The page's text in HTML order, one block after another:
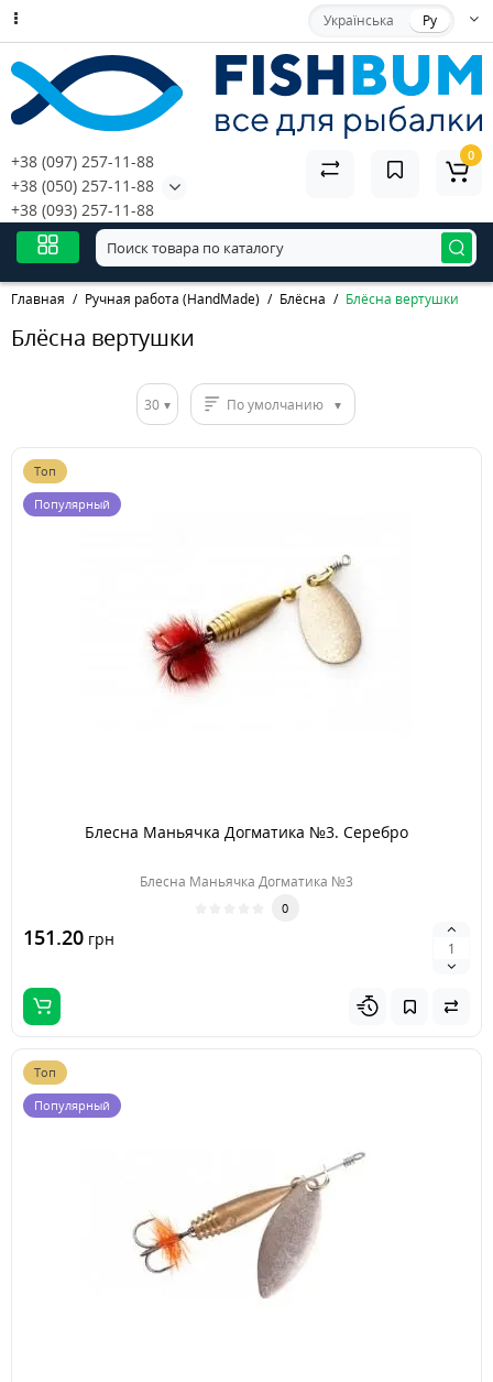
Українська Ру
+38 (097) 257-11-88
+38 (050) 257-11-88
+38 (093) 257-11-88
0
Главная Ручная работа (HandMade) Блёсна Блёсна вертушки
Блёсна вертушки
30 По умолчанию
Топ
Популярный
Блесна Маньячка Догматика №3. Серебро
Блесна Маньячка Догматика №3
0
151.20 грн
Топ
Популярный